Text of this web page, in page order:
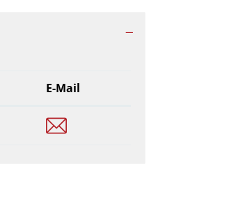
E-Mail
info@seepark-sempach.ch